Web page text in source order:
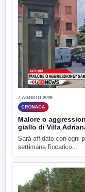
7 AGOSTO 2026
CRONACA
Malore o
giallo di Villa
Sarà affidato con ogni
settimana l'incarico...